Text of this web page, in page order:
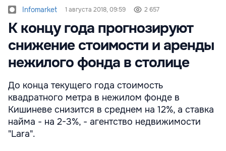
Infomarket 1 августа 2018, 09:59 2 657
К концу года прогнозируют
снижение стоимости и аренды
нежилого фонда в столице
До конца текущего года стоимость
квадратного метра в нежилом фонде в
Кишиневе снизится в среднем на 12%, а ставка
найма - на 2-3%, - агентство недвижимости
"Lara".